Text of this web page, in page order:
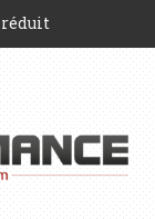
réduit